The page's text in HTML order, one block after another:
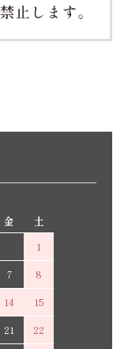
金
土
1
7
8
14
15
21
22